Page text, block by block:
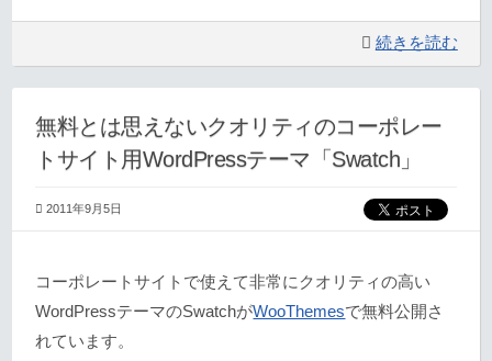
続きを読む
無料とは思えないクオリティのコーポレー
トサイト用WordPressテーマ「Swatch」
2011年9月5日
コーポレートサイトで使えて非常にクオリティの高い
WordPressテーマのSwatchがWooThemesで無料公開さ
れています。